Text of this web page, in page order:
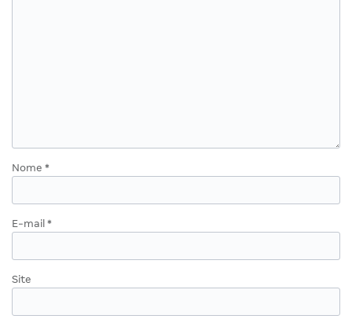
Nome *
E-mail *
Site